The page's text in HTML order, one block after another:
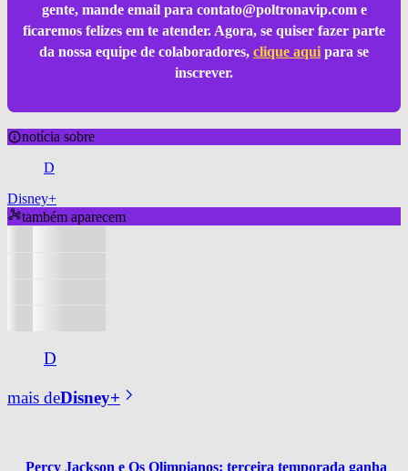
gente, mande email para contato@poltronavip.come
ficaremos felizes em te atender. Agora, se quiser fazer parte
da nossa equipe de colaboradores, clique aqui para se
inscrever.
notícia sobre
D
Disney+
também aparecem
D
mais deDisney+
Percy Jackson e Os Olimpianos: terceira temporada ganha